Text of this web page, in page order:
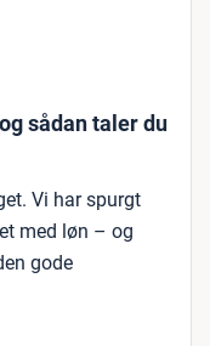
sådan taler du
Vi har spurgt
med løn – og
gode